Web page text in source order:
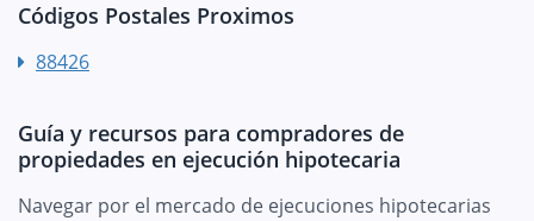
Códigos Postales Proximos
88426
Guía y recursos para compradores de
propiedades en ejecución hipotecaria
Navegar por el mercado de ejecuciones hipotecarias